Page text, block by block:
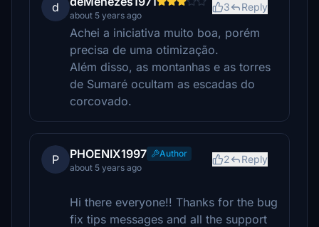
d
about 5 years ago
3 Reply
Achei a iniciativa muito boa, porém
precisa de uma otimização.
Além disso, as montanhas e as torres
de Sumaré ocultam as escadas do
corcovado.
P PHOENIX1997
Author
about 5 years ago
2 Reply
Hi there everyone!! Thanks for the bug
fix tips messages and all the support